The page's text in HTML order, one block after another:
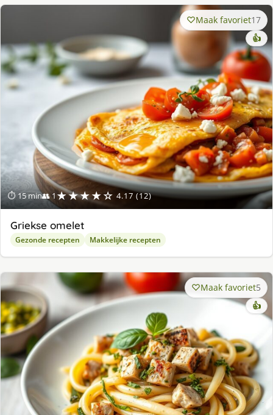
⏱ 15 min👥 1 ★★★★☆ 4.17 (12)
Maak favoriet17
👍
Griekse omelet
Gezonde recepten Makkelijke recepten
Maak favoriet5
👍